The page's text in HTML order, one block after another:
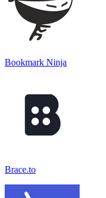
Bookmark Ninja
Brace.to